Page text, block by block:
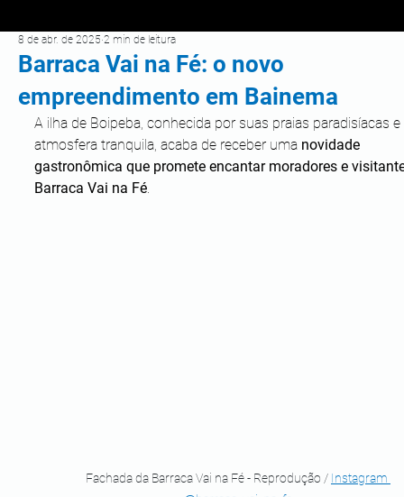
Barraca Vai na Fé: o novo
empreendimento em Bainema
8 de abr. de 2025 2 min de leitura
A ilha de Boipeba, conhecida por suas praias paradisíacas e
atmosfera tranquila, acaba de receber uma novidade
gastronômica que promete encantar moradores e
Barraca Vai na Fé.
Fachada da Barraca Vai na Fé - Reprodução / Instagram